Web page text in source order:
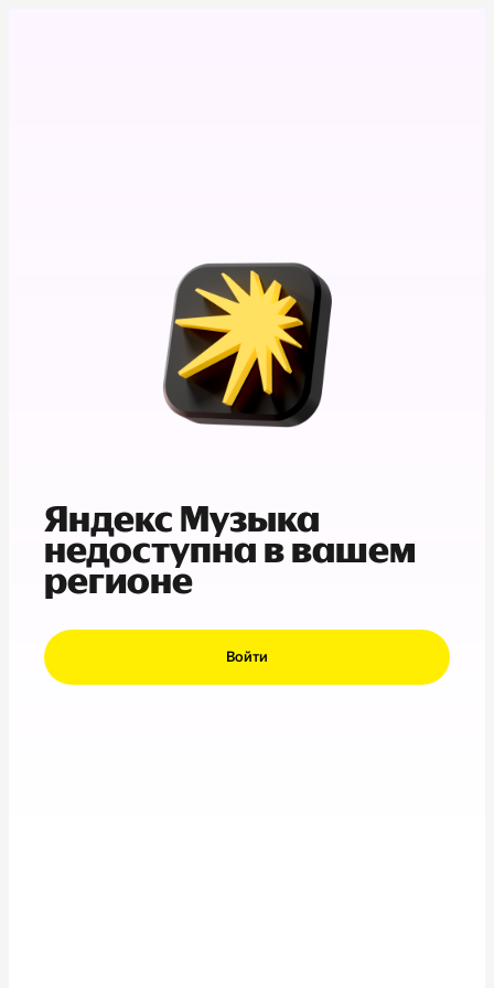
Яндекс Музыка
недоступна в вашем
регионе
Войти